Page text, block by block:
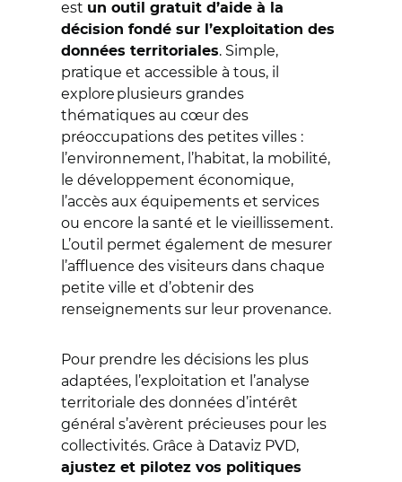
est un outil gratuit d’aide à la
décision fondé sur l’exploitation des
données territoriales. Simple,
pratique et accessible à tous, il
explore plusieurs grandes
thématiques au cœur des
préoccupations des petites villes :
l’environnement, l’habitat, la mobilité,
le développement économique,
l’accès aux équipements et services
ou encore la santé et le vieillissement.
L’outil permet également de mesurer
l’affluence des visiteurs dans chaque
petite ville et d’obtenir des
renseignements sur leur provenance.
Pour prendre les décisions les plus
adaptées, l’exploitation et l’analyse
territoriale des données d’intérêt
général s’avèrent précieuses pour les
collectivités. Grâce à Dataviz PVD,
ajustez et pilotez vos politiques